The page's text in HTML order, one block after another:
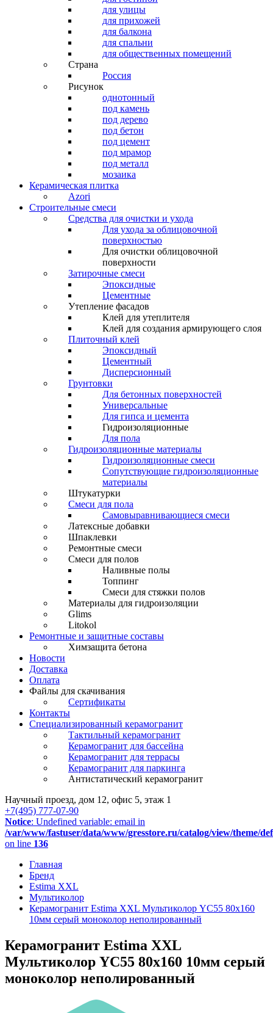
для улицы
для прихожей
для балкона
для спальни
для общественных помещений
Страна
Россия
Рисунок
однотонный
под камень
под дерево
под бетон
под цемент
под мрамор
под металл
мозаика
Керамическая плитка
Azori
Строительные смеси
Средства для очистки и ухода
Для ухода за облицовочной
поверхностью
Для очистки облицовочной
поверхности
Затирочные смеси
Эпоксидные
Цементные
Утепление фасадов
Клей для утеплителя
Клей для создания армирующего слоя
Плиточный клей
Эпоксидный
Цементный
Дисперсионный
Грунтовки
Для бетонных поверхностей
Универсальные
Для гипса и цемента
Гидроизоляционные
Для пола
Гидроизоляционные материалы
Гидроизоляционные смеси
Сопутствующие гидроизоляционные
материалы
Штукатурки
Смеси для пола
Самовыравнивающиеся смеси
Латексные добавки
Шпаклевки
Ремонтные смеси
Смеси для полов
Наливные полы
Топпинг
Смеси для стяжки полов
Материалы для гидроизоляции
Glims
Litokol
Ремонтные и защитные составы
Химзащита бетона
Новости
Доставка
Оплата
Файлы для скачивания
Сертификаты
Контакты
Специализированный керамогранит
Тактильный керамогранит
Керамогранит для бассейна
Керамогранит для террасы
Керамогранит для паркинга
Антистатический керамогранит
Научный проезд, дом 12, офис 5, этаж 1
+7(495) 777-07-90
Notice: Undefined variable: email in
/var/www/fastuser/data/www/gresstore.ru/catalog/view/theme/
on line 136
Главная
Бренд
Estima XXL
Мультиколор
Керамогранит Estima XXL Мультиколор YC55 80x160
10мм серый моноколор неполированный
Керамогранит Estima XXL
Мультиколор YC55 80x160 10мм серый
моноколор неполированный